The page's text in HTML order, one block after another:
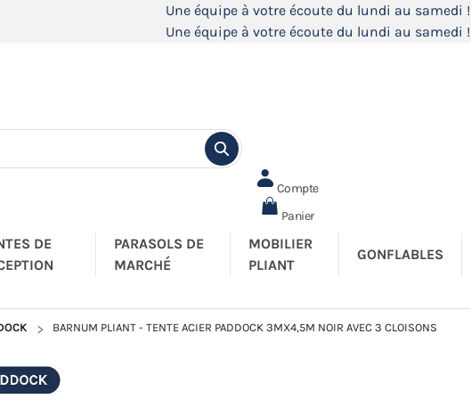
Une équipe à votre écoute du lundi au samedi !
Une équipe à votre écoute du lundi au samedi !
Compte
Panier
DE
PARASOLS DE
MARCHÉ
MOBILIER
PLIANT
GONFLABLES
BARNUM PLIANT - TENTE ACIER PADDOCK 3MX4,5M NOIR AVEC 3 CLOISONS